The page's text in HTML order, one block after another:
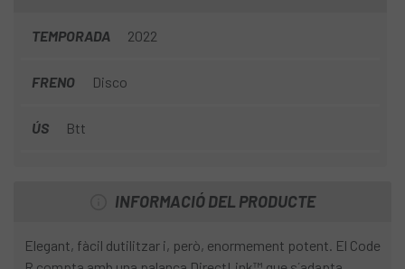
TEMPORADA 2022
FRENO Disco
ÚS Btt
INFORMACIÓ DEL PRODUCTE
Elegant, fàcil dutilitzar i, però, enormement potent. El Code